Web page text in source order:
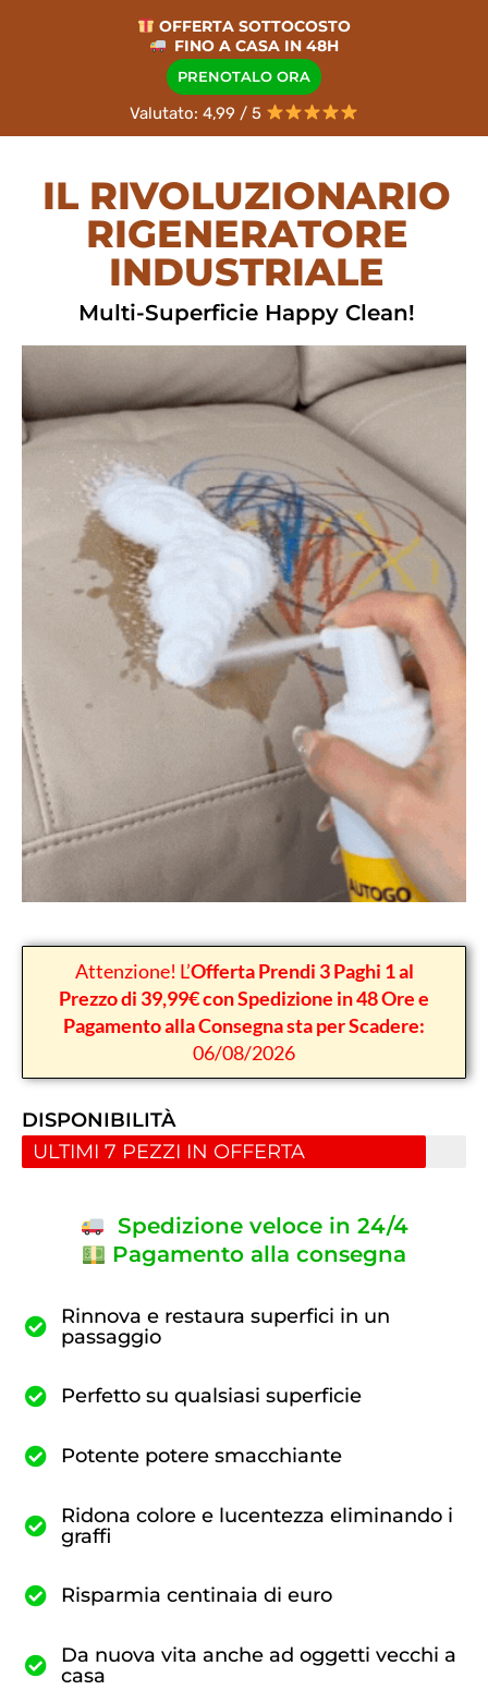
OFFERTA SOTTOCOSTO
FINO A CASA IN 48H
PRENOTALO ORA
Valutato: 4,99 / 5
IL RIVOLUZIONARIO
RIGENERATORE
INDUSTRIALE
Multi-Superficie Happy Clean!
Attenzione! L’Offerta Prendi 3 Paghi 1 al
Prezzo di 39,99€ con Spedizione in 48 Ore e
Pagamento alla Consegna sta per Scadere:
06/08/2026
DISPONIBILITÀ
ULTIMI 7 PEZZI IN OFFERTA
Spedizione veloce in 24/4
Pagamento alla consegna
Rinnova e restaura superfici in un
passaggio
Perfetto su qualsiasi superficie
Potente potere smacchiante
Ridona colore e lucentezza eliminando i
graffi
Risparmia centinaia di euro
Da nuova vita anche ad oggetti vecchi a
casa